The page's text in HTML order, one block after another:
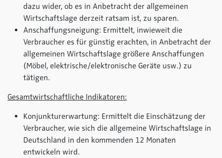
dazu wider, ob es in Anbetracht der allgemeinen
Wirtschaftslage derzeit ratsam ist, zu sparen.
Anschaffungsneigung: Ermittelt, inwieweit die
Verbraucher es für günstig erachten, in Anbetracht der
allgemeinen Wirtschaftslage größere Anschaffungen
(Möbel, elektrische/elektronische Geräte usw.) zu
tätigen.
Gesamtwirtschaftliche Indikatoren:
Konjunkturerwartung: Ermittelt die Einschätzung der
Verbraucher, wie sich die allgemeine Wirtschaftslage in
Deutschland in den kommenden 12 Monaten
entwickeln wird.